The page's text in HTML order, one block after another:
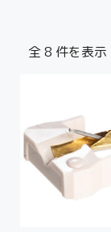
全 8 件を表示